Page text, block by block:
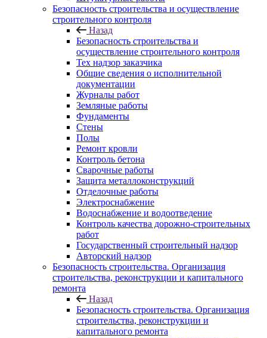
Безопасность строительства и осуществление
строительного контроля
Назад
Безопасность строительства и
осуществление строительного контроля
Тех надзор заказчика
Общие сведения о исполнительной
документации
Журналы работ
Земляные работы
Фундаменты
Стены
Полы
Ремонт кровли
Контроль бетона
Сварочные работы
Защита металлоконструкций
Отделочные работы
Электроснабжение
Водоснабжение и водоотведение
Контроль качества дорожно-строительных
работ
Государственный строительный надзор
Авторский надзор
Безопасность строительства. Организация
строительства, реконструкции и капитального
ремонта
Назад
Безопасность строительства. Организация
строительства, реконструкции и
капитального ремонта